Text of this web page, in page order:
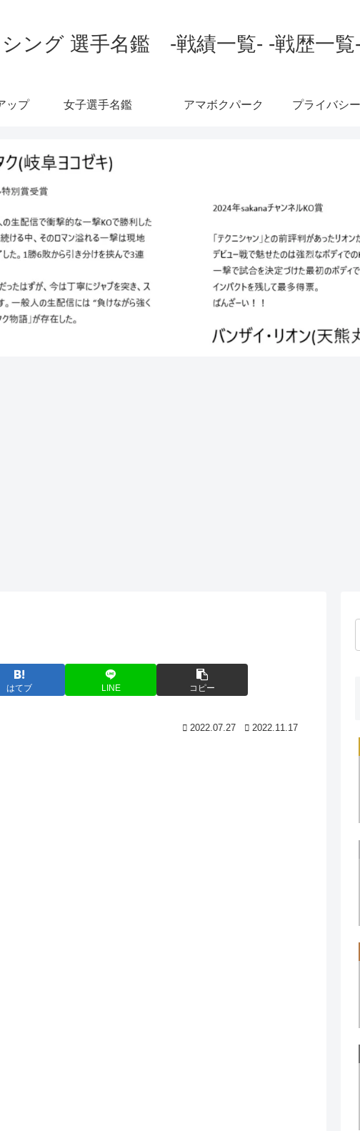
ング 選手名鑑 -戦績一覧- -戦歴一覧-
ップ 女子選手名鑑 アマボクパーク プライバシ
はてブ LINE コピー
2022.07.27 2022.11.17